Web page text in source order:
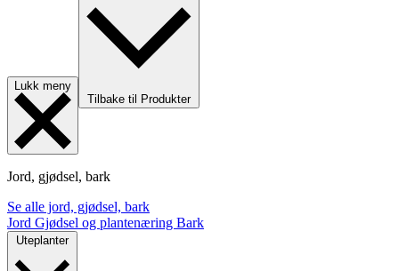
Lukk meny
Tilbake til Produkter
Jord, gjødsel, bark
Se alle jord, gjødsel, bark
Jord Gjødsel og plantenæring Bark
Uteplanter